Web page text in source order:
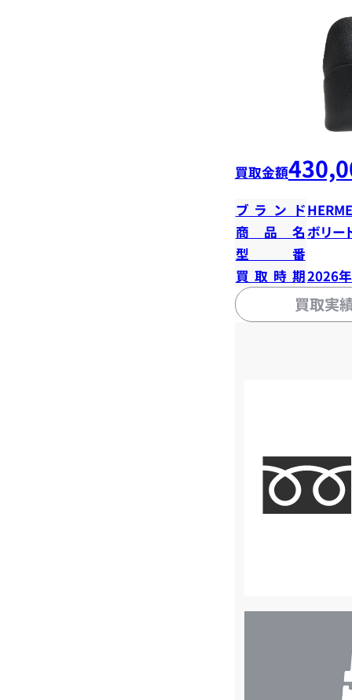
買取金額
ブランド
商品名ボリー
型番
買取時期2026
買取実